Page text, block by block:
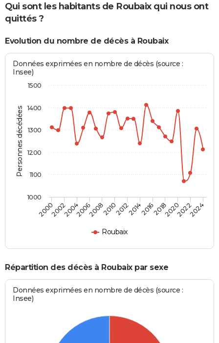
Qui sont les habitants de Roubaix qui nous ont
quittés ?
Evolution du nombre de décès à Roubaix
Personnes décédées
Données exprimées en nombre de décès (source :
Insee)
Roubaix
2000200220042006200820102012201420162018202020222024
1000
1100
1200
1300
1400
1500
Répartition des décès à Roubaix par sexe
Données exprimées en nombre de décès (source :
Insee)